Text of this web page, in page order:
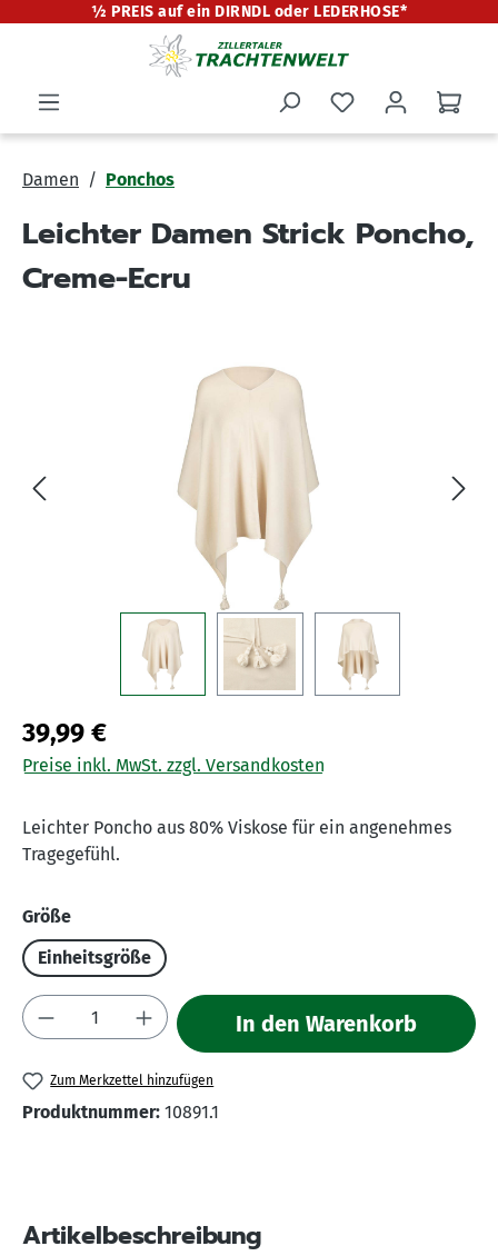
springen
½ PREIS auf ein DIRNDL oder LEDERHOSE*
Damen Ponchos
Leichter Damen Strick Poncho,
Creme-Ecru
Bildergalerie überspringen
39,99 €
Preise inkl. MwSt. zzgl. Versandkosten
Leichter Poncho aus 80% Viskose für ein angenehmes
Tragegefühl.
Größeauswählen
Einheitsgröße
Produkt Anzahl: Gib den gewünschten
In den Warenkorb
Zum Merkzettel hinzufügen
Produktnummer: 10891.1
Artikelbeschreibung